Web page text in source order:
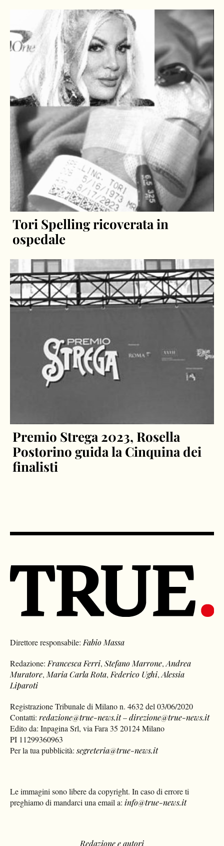
Tori Spelling ricoverata in
ospedale
Premio Strega 2023, Rosella
Postorino guida la Cinquina dei
finalisti
Direttore responsabile: Fabio Massa
Redazione: Francesca Ferri,Stefano Marrone,Andrea
Muratore, Maria Carla Rota, Federico Ughi,Alessia
Liparoti
Registrazione Tribunale di Milano n. 4632 del 03/06/2020
Contatti:redazione@true-news.it–direzione@true-news.it
Edito da: Inpagina Srl, via Fara 35 20124 Milano
PI 11299360963
Per la tua pubblicità:segreteria@true-news.it
Le immagini sono libere da copyright. In caso di errore ti
preghiamo di mandarci una email a: info@true-news.it
Redazione e autori